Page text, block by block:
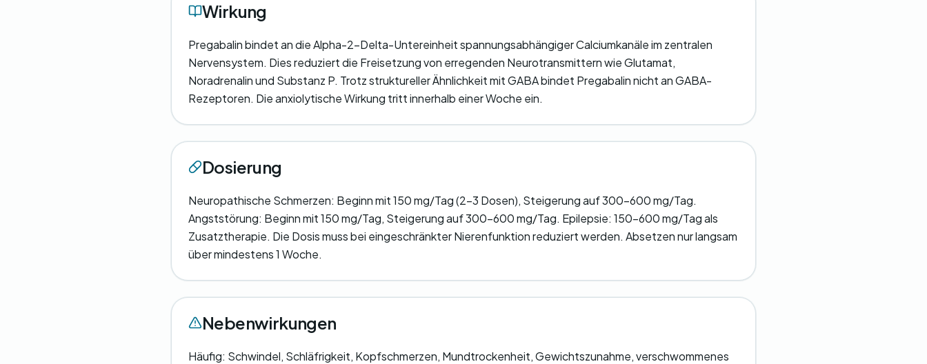
Wirkung
Pregabalin bindet an die Alpha-2-Delta-Untereinheit spannungsabhängiger Calciumkanäle im zentralen
Nervensystem. Dies reduziert die Freisetzung von erregenden Neurotransmittern wie Glutamat,
Noradrenalin und Substanz P. Trotz struktureller Ähnlichkeit mit GABA bindet Pregabalin nicht an GABA-
Rezeptoren. Die anxiolytische Wirkung tritt innerhalb einer Woche ein.
Dosierung
Neuropathische Schmerzen: Beginn mit 150 mg/Tag (2-3 Dosen), Steigerung auf 300-600 mg/Tag.
Angststörung: Beginn mit 150 mg/Tag, Steigerung auf 300-600 mg/Tag. Epilepsie: 150-600 mg/Tag als
Zusatztherapie. Die Dosis muss bei eingeschränkter Nierenfunktion reduziert werden. Absetzen nur langsam
über mindestens 1 Woche.
Nebenwirkungen
Häufig: Schwindel, Schläfrigkeit, Kopfschmerzen, Mundtrockenheit, Gewichtszunahme, verschwommenes